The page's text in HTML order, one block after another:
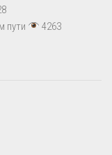
пути
4263